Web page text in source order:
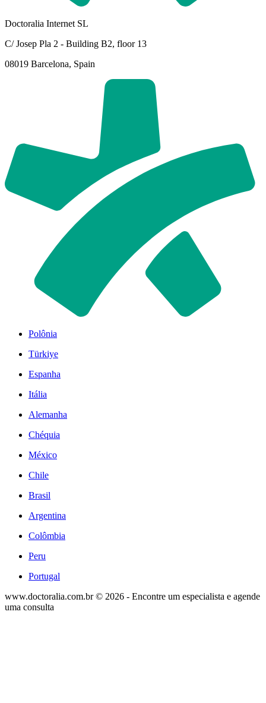
Doctoralia Internet SL
C/ Josep Pla 2 - Building B2, floor 13
08019 Barcelona, Spain
Polônia
Türkiye
Espanha
Itália
Alemanha
Chéquia
México
Chile
Brasil
Argentina
Colômbia
Peru
Portugal
www.doctoralia.com.br © 2026 - Encontre um especialista e agende
uma consulta